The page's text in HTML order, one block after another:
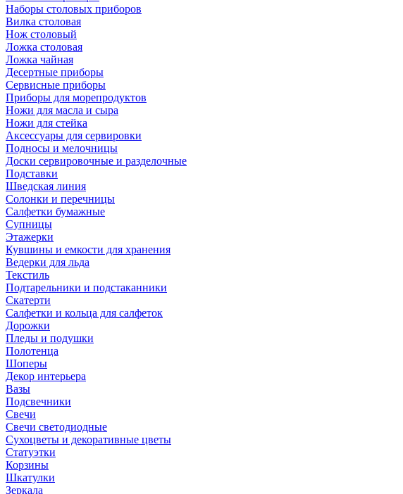
Наборы столовых приборов
Вилка столовая
Нож столовый
Ложка столовая
Ложка чайная
Десертные приборы
Сервисные приборы
Приборы для морепродуктов
Ножи для масла и сыра
Ножи для стейка
Аксессуары для сервировки
Подносы и мелочницы
Доски сервировочные и разделочные
Подставки
Шведская линия
Солонки и перечницы
Салфетки бумажные
Супницы
Этажерки
Кувшины и емкости для хранения
Ведерки для льда
Текстиль
Подтарельники и подстаканники
Скатерти
Салфетки и кольца для салфеток
Дорожки
Пледы и подушки
Полотенца
Шоперы
Декор интерьера
Вазы
Подсвечники
Свечи
Свечи светодиодные
Сухоцветы и декоративные цветы
Статуэтки
Корзины
Шкатулки
Зеркала